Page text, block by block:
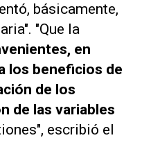
básicamente,
"Que la
en
los beneficios de
de los
de las variables
escribió el